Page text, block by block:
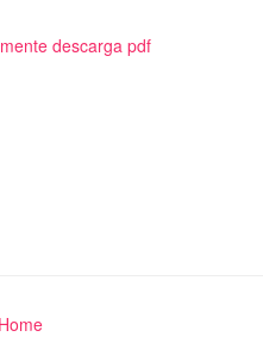
descarga pdf
Home